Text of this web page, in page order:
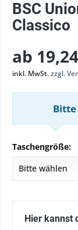
BSC
Classico
ab
inkl. MwSt.zzgl.
Taschengröße:
Hier kannst